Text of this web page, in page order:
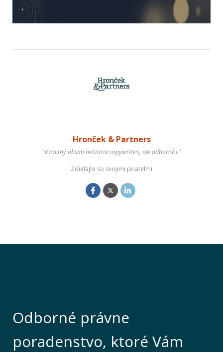
Hronček & Partners
"Kvalitný obsah netvoria copywriteri, ale odborníci."
Zdieľajte so svojimi priateľmi
Odborné právne
poradenstvo, ktoré Vám